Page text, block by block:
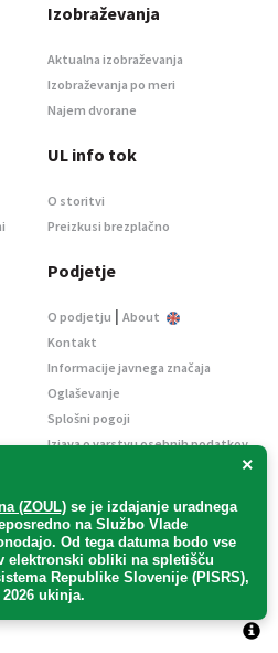
×
(ZOUL) se je izdajanje uradnega
na Službo Vlade
. Od tega datuma bodo vse
elektronski obliki na spletišču
Republike Slovenije (PISRS),
ukinja.
Izobraževanja
Aktualna izobraževanja
Izobraževanja po meri
Najem dvorane
UL info tok
O storitvi
Preizkusi brezplačno
Podjetje
O podjetju | About
Kontakt
Informacije javnega značaja
Oglaševanje
Splošni pogoji
Izjava o varstvu osebnih podatkov
pravice pridržane.